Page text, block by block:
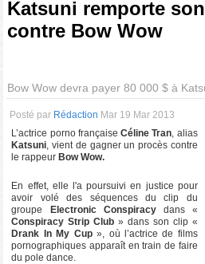
Katsuni remporte
contre Bow Wow
Bow Wow devra payer 80 000 $ à
Posté par Rédaction Mar 19 Mar 2013
L’actrice porno françaiseCéline Tran, alias
Katsuni, vient de gagner un procès contre
le rappeur Bow Wow.
En effet, elle l'a poursuivi en justice pour
avoir volé des séquences du clip du
groupe
Electronic Conspiracydans «
Conspiracy Strip Club » dans son clip «
Drank In My Cup», où l’actrice de films
pornographiques apparaît en train de faire
du pole dance.